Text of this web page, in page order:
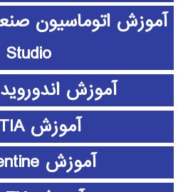
Studio
آموزش اندوروید android
آموزش CATIA
آموزش clementine